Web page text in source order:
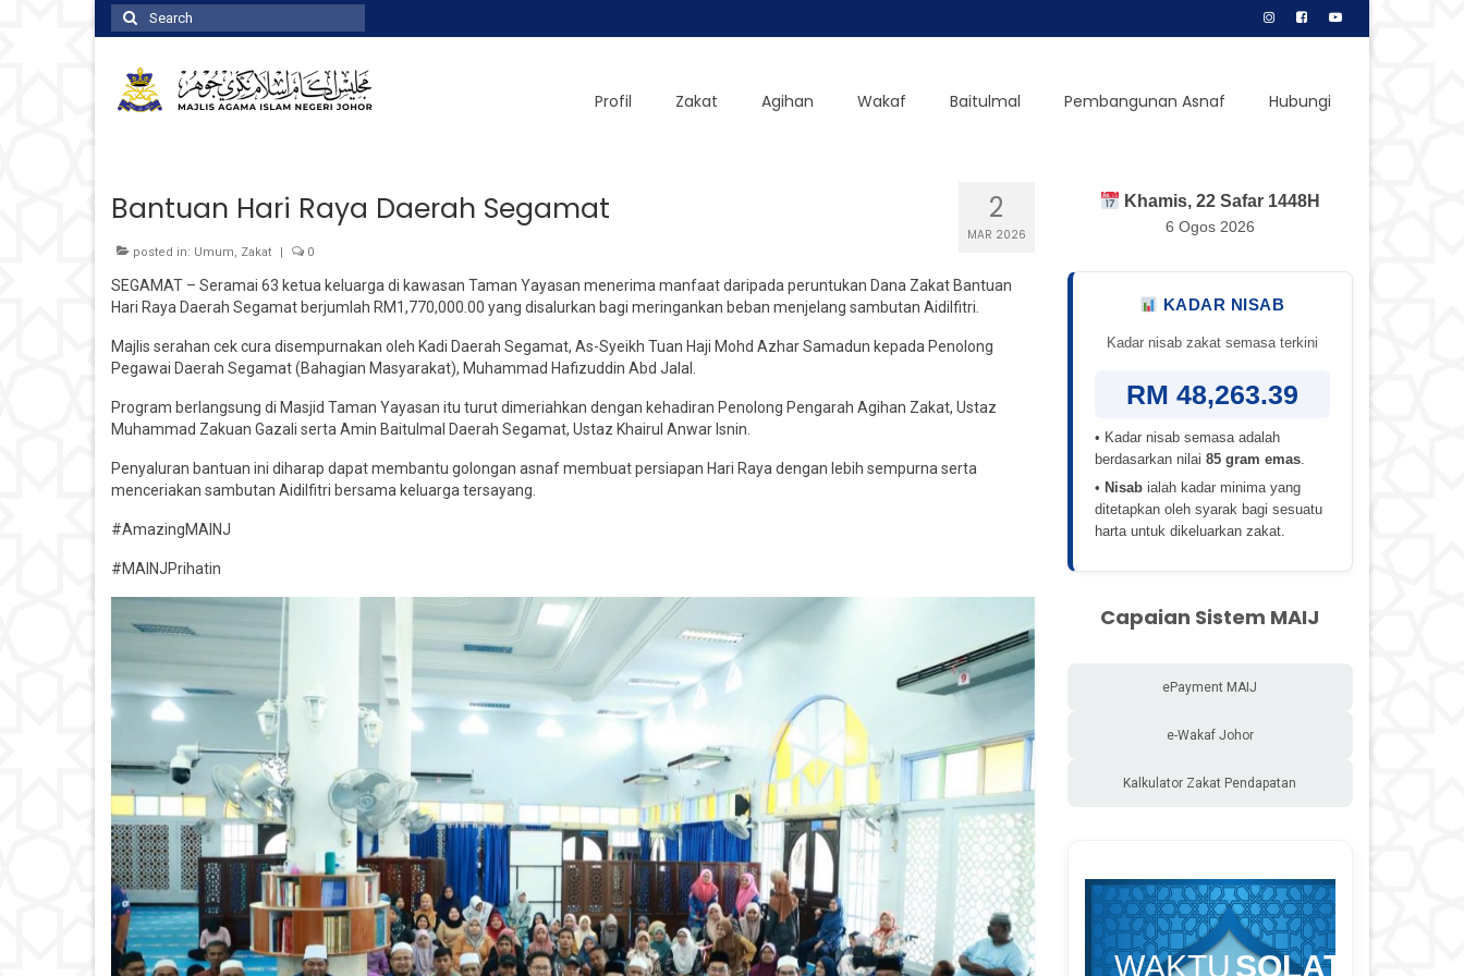
Search
for:
Profil Zakat Agihan Wakaf Baitulmal Pembangunan Asnaf Hubungi
2
MAR 2026
Bantuan Hari Raya Daerah Segamat
posted in: Umum, Zakat | 0
SEGAMAT – Seramai 63 ketua keluarga di kawasan Taman Yayasan menerima manfaat daripada peruntukan Dana Zakat Bantuan
Hari Raya Daerah Segamat berjumlah RM1,770,000.00 yang disalurkan bagi meringankan beban menjelang sambutan Aidilfitri.
Majlis serahan cek cura disempurnakan oleh Kadi Daerah Segamat, As-Syeikh Tuan Haji Mohd Azhar Samadun kepada Penolong
Pegawai Daerah Segamat (Bahagian Masyarakat), Muhammad Hafizuddin Abd Jalal.
Program berlangsung di Masjid Taman Yayasan itu turut dimeriahkan dengan kehadiran Penolong Pengarah Agihan Zakat, Ustaz
Muhammad Zakuan Gazali serta Amin Baitulmal Daerah Segamat, Ustaz Khairul Anwar Isnin.
Penyaluran bantuan ini diharap dapat membantu golongan asnaf membuat persiapan Hari Raya dengan lebih sempurna serta
menceriakan sambutan Aidilfitri bersama keluarga tersayang.
#AmazingMAINJ
#MAINJPrihatin
Khamis, 22 Safar 1448H
6 Ogos 2026
KADAR NISAB
Kadar nisab zakat semasa terkini
RM 48,263.39
• Kadar nisab semasa adalah
berdasarkan nilai 85 gram emas.
• Nisabialah kadar minima yang
ditetapkan oleh syarak bagi sesuatu
harta untuk dikeluarkan zakat.
Capaian Sistem MAIJ
ePayment MAIJ
e-Wakaf Johor
Kalkulator Zakat Pendapatan